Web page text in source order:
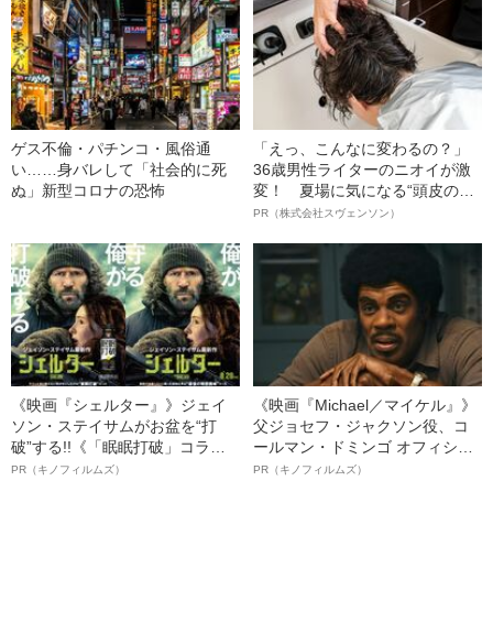
ゲス不倫・パチンコ・風俗通
い……身バレして「社会的に死
ぬ」新型コロナの恐怖
「えっ、こんなに変わるの？」
36歳男性ライターのニオイが激
変！ 夏場に気になる“頭皮のニ
オイ”や“ベタつき”を解消す
ト”が生み出した徹底ケアとは
PR（株式会社スヴェンソン）
《映画『シェルター』》ジェイ
ソン・ステイサムがお盆を“打
破”する!!《「眠眠打破」コラ
ボ》
PR（キノフィルムズ）
《映画『Michael／マイケル』》
父ジョセフ・ジャクソン役、コ
ールマン・ドミンゴ オフィシャ
ルインタビュー“観客を魅了した
PR（キノフィルムズ）